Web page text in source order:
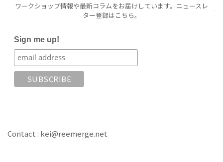
ワークショップ情報や最新コラムをお届けしています。ニュースレ
ター登録はこちら。
Sign me up!
Contact : kei@reemerge.net